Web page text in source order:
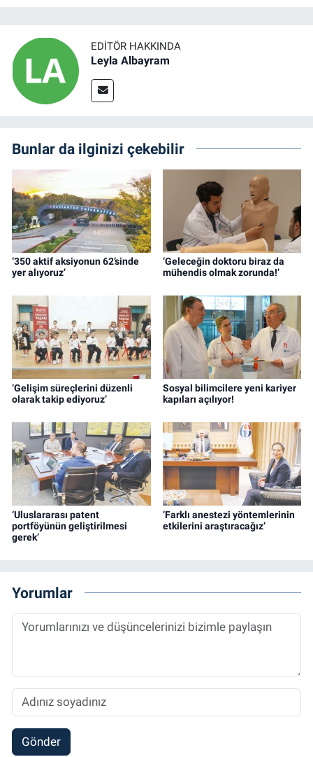
EDITÖR HAKKINDA
Leyla Albayram
Bunlar da ilginizi çekebilir
‘350 aktif aksiyonun 62’sinde
yer alıyoruz’
‘Geleceğin doktoru biraz da
mühendis olmak zorunda!’
‘Gelişim süreçlerini düzenli
olarak takip ediyoruz’
Sosyal bilimcilere yeni kariyer
kapıları açılıyor!
‘Uluslararası patent
portföyünün geliştirilmesi
gerek’
‘Farklı anestezi yöntemlerinin
etkilerini araştıracağız’
Yorumlar
Gönder